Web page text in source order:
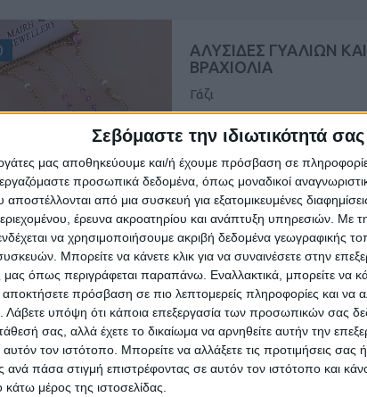
Σεβόμαστε την ιδιωτικότητά σας
μας αποθηκεύουμε και/ή έχουμε πρόσβαση σε
προσωπικά δεδομένα, όπως μοναδικοί
από μια συσκευή για εξατομικευμένες
έρευνα ακροατηρίου και ανάπτυξη υπηρεσιών. Με
να χρησιμοποιήσουμε ακριβή δεδομένα γεωγραφικής
Μπορείτε να κάνετε κλικ για να συναινέσετε στην
όπως περιγράφεται παραπάνω. Εναλλακτικά, μπορείτε να
πρόσβαση σε πιο λεπτομερείς πληροφορίες και να
Λάβετε υπόψη ότι κάποια επεξεργασία των προσωπικών σας
σας, αλλά έχετε το δικαίωμα να αρνηθείτε αυτήν την
τον ιστότοπο. Μπορείτε να αλλάξετε τις προτιμήσεις σας
πάσα στιγμή επιστρέφοντας σε αυτόν τον ιστότοπο και
μέρος της ιστοσελίδας.
ΑΛΥΣΙΔΕΣ ΓΥΑΛΙΩΝ
ΒΡΑΧΙΟΛΙΑ
Γάζι
ηλίου και μυωπίας,
Επίσης πωλούνται ...
Παρασκευή, 07 Αύγ 2026